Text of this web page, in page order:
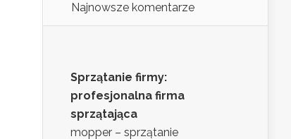
Najnowsze komentarze
Sprzątanie firmy:
profesjonalna firma
sprzątająca
mopper – sprzątanie